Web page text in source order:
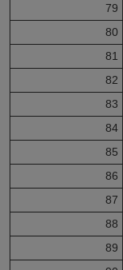
79
80
81
82
83
84
85
86
87
88
89